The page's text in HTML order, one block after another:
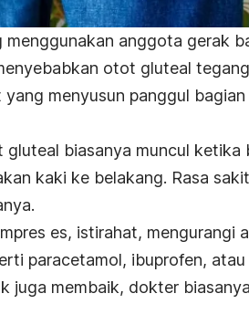
anggota gerak
otot gluteal
menyusun panggul
gluteal biasanya muncul ketika
kaki ke belakang. Rasa
es, istirahat, mengurangi
paracetamol, ibuprofen, atau
juga membaik, dokter